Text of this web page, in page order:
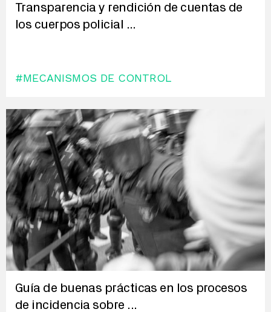
Transparencia y rendición de cuentas de
los cuerpos policial ...
#MECANISMOS DE CONTROL
Guía de buenas prácticas en los procesos
de incidencia sobre ...